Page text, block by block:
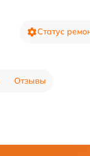
Статус
Отзывы